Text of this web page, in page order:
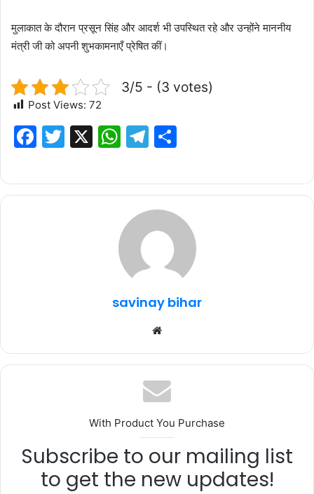
मुलाकात के दौरान प्रसून सिंह और आदर्श भी उपस्थित रहे और उन्होंने माननीय
मंत्री जी को अपनी शुभकामनाएँ प्रेषित कीं।
3/5 - (3 votes)
Post Views: 72
F
c
e
T
it
te
X
W
at
s
A
p
T
e
g
ra
ar
e
savinay bihar
With Product You Purchase
Subscribe to our mailing list
to get the new updates!